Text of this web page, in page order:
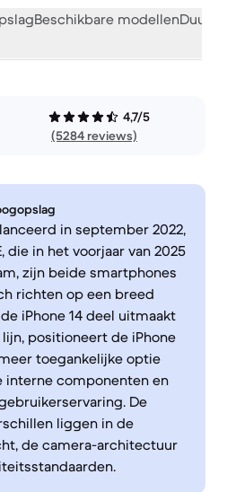
Beschikbare modellen
4,7/5
(5284 reviews)
in september 2022,
die in het voorjaar van 2025
zijn beide smartphones
richten op een breed
iPhone 14 deel uitmaakt
positioneert de iPhone
toegankelijke optie
componenten en
De
liggen in de
de camera-architectuur